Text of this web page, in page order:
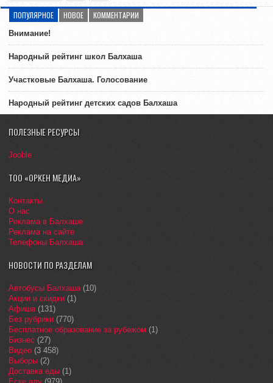
ПОПУЛЯРНОЕ НОВОЕ КОММЕНТАРИИ
Внимание!
Народный рейтинг школ Балхаша
Участковые Балхаша. Голосование
Народный рейтинг детских садов Балхаша
ПОЛЕЗНЫЕ РЕСУРСЫ
Jooble
ТОО «ОРКЕН МЕДИА»
Контакты
О нас
Реклама в Балхаше
Реклама на сайте
Телефоны Балхаша
НОВОСТИ ПО РАЗДЕЛАМ
Автобусы Балхаша(10)
Акции и скидки (1)
Афиша(131)
Без рубрики (770)
Бесплатное образование за рубежом (1)
Бизнес (27)
Видео (3 458)
Выборы (2)
Доставка еды (1)